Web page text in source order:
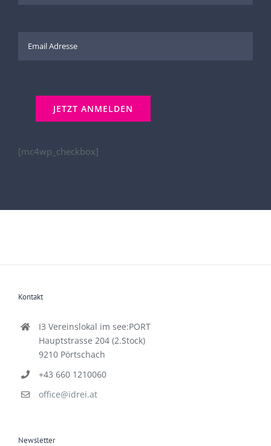
[mc4wp_checkbox]
Kontakt
I3 Vereinslokal im see:PORT
Hauptstrasse 204 (2.Stock)
9210 Pörtschach
+43 660 1210060
office@idrei.at
Newsletter